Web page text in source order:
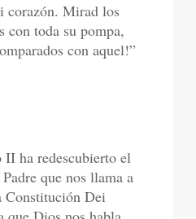
corazón. Mirad los
con toda su pompa,
con aquel!”
ha redescubierto el
que nos llama a
Constitución Dei